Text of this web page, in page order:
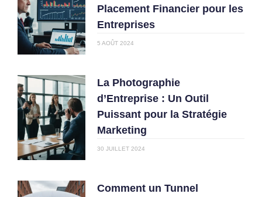
Placement Financier pour les
Entreprises
5 AOÛT 2024
La Photographie
d’Entreprise : Un Outil
Puissant pour la Stratégie
Marketing
30 JUILLET 2024
Comment un Tunnel